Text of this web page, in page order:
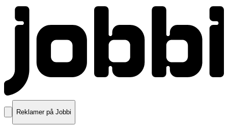
Reklamer på Jobbi